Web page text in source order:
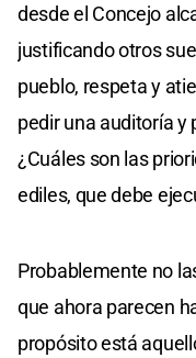
desde el Concejo
justificando otros
pueblo, respeta y
pedir una auditoría y
¿Cuáles son las
ediles, que debe
Probablemente no
que ahora parecen
propósito está